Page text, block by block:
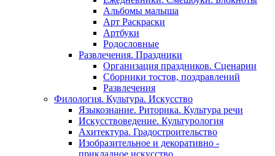
Альбомы малыша
Арт Раскраски
Артбуки
Родословные
Развлечения. Праздники
Организация праздников. Сценарии
Сборники тостов, поздравлений
Развлечения
Филология. Культура. Искусство
Языкознание. Риторика. Культура речи
Искусствоведение. Культурология
Ахитектура. Градостроительство
Изобразительное и декоративно -
прикладное искусство